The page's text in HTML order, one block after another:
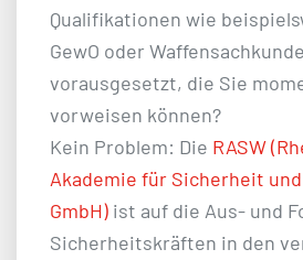
Qualifikationen wie
GewO oder
vorausgesetzt, die Sie
vorweisen können?
Kein Problem: Die RASW
Akademie für Sicherheit
GmbH) ist auf die Aus- und
Sicherheitskräften in den